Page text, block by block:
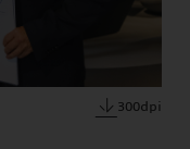
300dpi